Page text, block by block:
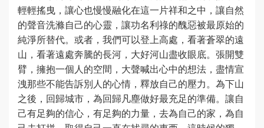
輕輕搖曳，讓心也慢慢融化在這一片祥和之中，讓自然
的聲音洗滌自己的心靈，讓功名利祿的醜惡被最原始的
純淨所替代。或者，我們可以登上高處，看著蒼翠的遠
山，看著遠處奔騰的長河，大好河山盡收眼底。張開雙
臂，擁抱一個人的空間，大聲喊出心中的想法，盡情宣
洩那些不能告訴別人的心情，釋放自己的壓力。為下山
之後，回歸城市，為回歸凡塵做好最充足的準備。讓自
己有足夠的信心，有足夠的力量，去為自己的家，為自